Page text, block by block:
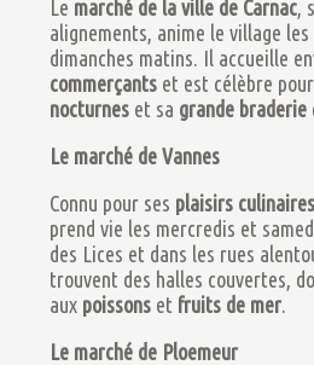
Le marché de la ville de Carnac
alignements, anime le village
dimanches matins. Il accueille
commerçants et est célèbre
nocturnes et sa grande braderie
Le marché de Vannes
Connu pour ses plaisirs culinaires
prend vie les mercredis et
des Lices et dans les rues
trouvent des halles couvertes,
aux poissons et fruits de mer
Le marché de Ploemeur